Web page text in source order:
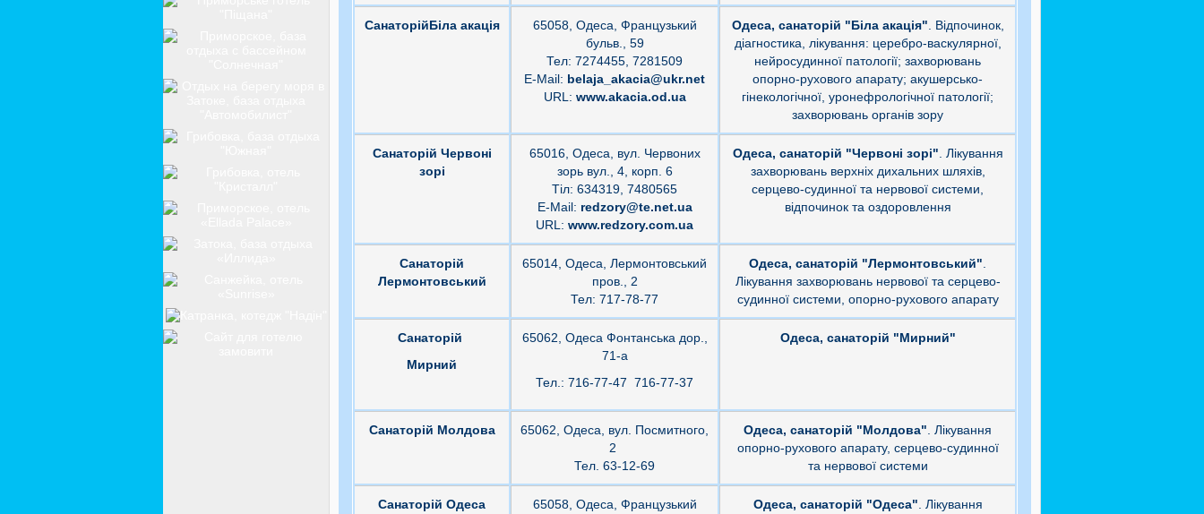
СанаторійБіла акація
65058, Одеса, Французький
бульв., 59
Тел: 7274455, 7281509
E-Mail: belaja_akacia@ukr.net
URL: www.akacia.od.ua
Одеса, санаторій "Біла акація" . Відпочинок,
діагностика, лікування: церебро-васкулярної,
нейросудинної патології; захворювань
опорно-рухового апарату; акушерсько-
гінекологічної, уронефрологічної патології;
захворювань органів зору
Санаторій Червоні
зорі
65016, Одеса, вул. Червоних
зорь вул., 4, корп. 6
Тіл: 634319, 7480565
E-Mail: redzory@te.net.ua
URL: www.redzory.com.ua
Одеса, санаторій "Червоні зорі" . Лікування
захворювань верхніх дихальних шляхів,
серцево-судинної та нервової системи,
відпочинок та оздоровлення
Санаторій
Лермонтовський
65014, Одеса, Лермонтовський
пров., 2
Тел: 717-78-77
Одеса, санаторій "Лермонтовський"
Лікування захворювань нервової та серцево-
судинної системи, опорно-рухового апарату
Санаторій
Мирний
65062, Одеса Фонтанська дор.,
71-а
Тел.: 716-77-47 716-77-37
Одеса, санаторій "Мирний"
Санаторій Молдова
65062, Одеса, вул. Посмитного,
2
Тел. 63-12-69
Одеса, санаторій "Молдова" . Лікування
опорно-рухового апарату, серцево-судинної
та нервової системи
Санаторій Одеса
65058, Одеса, Французький
Одеса, санаторій "Одеса" . Лікування